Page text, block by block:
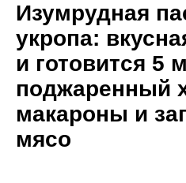
Изумрудная
укропа:
и готовится 5
поджаренный
макароны и
мясо